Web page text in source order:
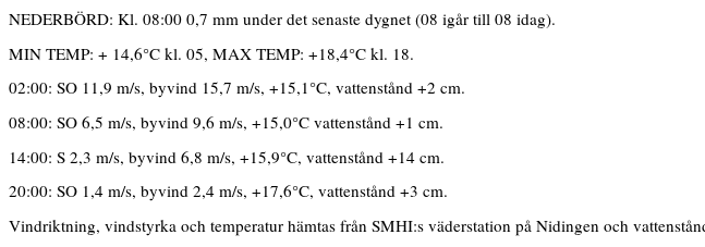
NEDERBÖRD: Kl. 08:00 0,7 mm under det senaste dygnet (08 igår till 08 idag).
MIN TEMP: + 14,6°C kl. 05, MAX TEMP: +18,4°C kl. 18.
02:00: SO 11,9 m/s, byvind 15,7 m/s, +15,1°C, vattenstånd +2 cm.
08:00: SO 6,5 m/s, byvind 9,6 m/s, +15,0°C vattenstånd +1 cm.
14:00: S 2,3 m/s, byvind 6,8 m/s, +15,9°C, vattenstånd +14 cm.
20:00: SO 1,4 m/s, byvind 2,4 m/s, +17,6°C, vattenstånd +3 cm.
Vindriktning, vindstyrka och temperatur hämtas från SMHI:s väderstation på Nidingen och